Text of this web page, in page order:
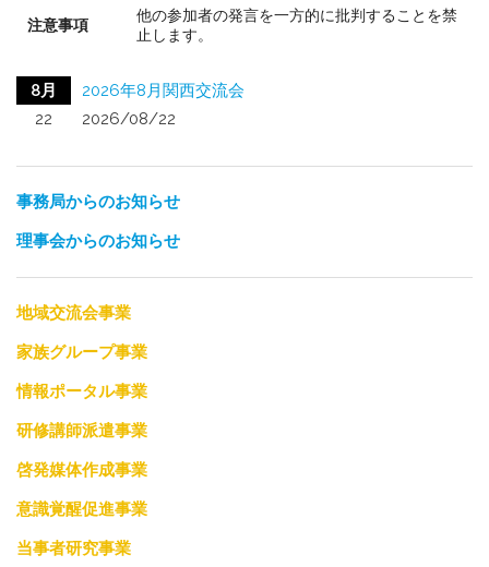
注意事項
他の参加者の発言を一方的に批判することを禁
止します。
8月
22
2026年8月関西交流会
2026/08/22
事務局からのお知らせ
理事会からのお知らせ
地域交流会事業
家族グループ事業
情報ポータル事業
研修講師派遣事業
啓発媒体作成事業
意識覚醒促進事業
当事者研究事業